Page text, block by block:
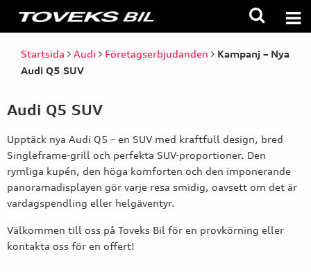
Startsida Audi Företagserbjudanden
Kampanj – Nya
Audi Q5 SUV
Audi Q5 SUV
Upptäck nya Audi Q5 – en SUV med kraftfull design, bred
Singleframe-grill och perfekta SUV-proportioner. Den
rymliga kupén, den höga komforten och den imponerande
panoramadisplayen gör varje resa smidig, oavsett om det är
vardagspendling eller helgäventyr.
Välkommen till oss på Toveks Bil för en provkörning eller
kontakta oss för en offert!